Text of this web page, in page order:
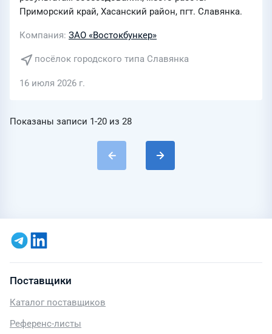
Приморский край, Хасанский район, пгт. Славянка.
Компания ЗАО «Востокбункер»
посёлок городского типа Славянка
16 июля 2026 г.
Показаны записи 1-20 из 28
Поставщики
Каталог поставщиков
Референс-листы